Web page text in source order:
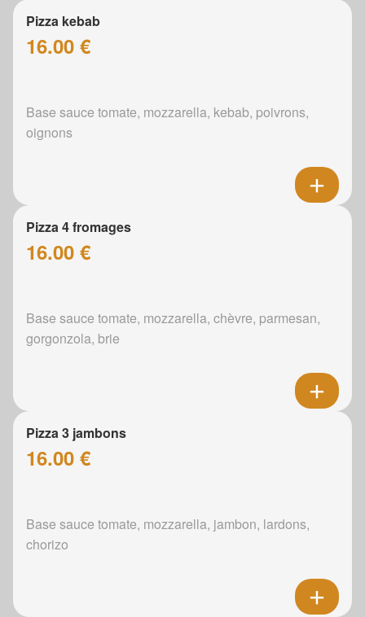
Pizza kebab
16.00 €
Base sauce tomate, mozzarella, kebab, poivrons,
oignons
Pizza 4 fromages
16.00 €
Base sauce tomate, mozzarella, chèvre, parmesan,
gorgonzola, brie
Pizza 3 jambons
16.00 €
Base sauce tomate, mozzarella, jambon, lardons,
chorizo